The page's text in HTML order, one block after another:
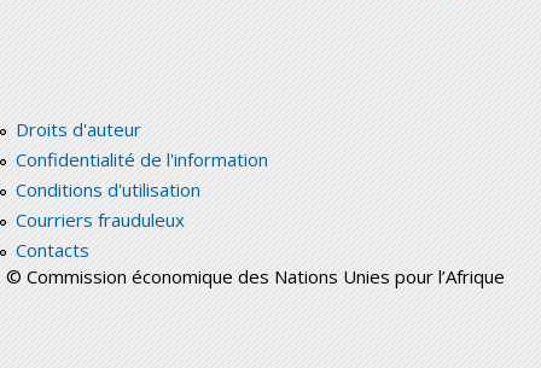
Droits d'auteur
Confidentialité de l'information
Conditions d'utilisation
Courriers frauduleux
Contacts
© Commission économique des Nations Unies pour l’Afrique